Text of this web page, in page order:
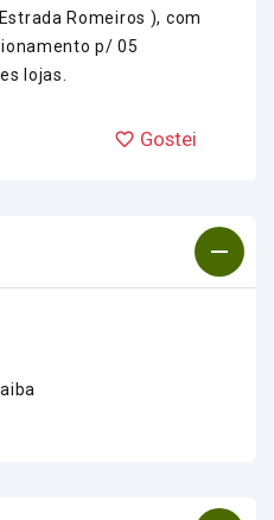
Romeiros ), com
p/ 05
lojas.
Gostei